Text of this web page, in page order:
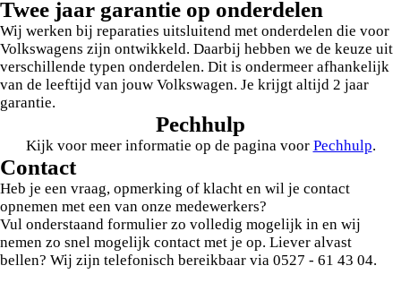
Twee jaar garantie op onderdelen
Wij werken bij reparaties uitsluitend met onderdelen die voor
Volkswagens zijn ontwikkeld. Daarbij hebben we de keuze uit
verschillende typen onderdelen. Dit is ondermeer afhankelijk
van de leeftijd van jouw Volkswagen. Je krijgt altijd 2 jaar
garantie.
Pechhulp
Kijk voor meer informatie op de pagina voor Pechhulp.
Contact
Heb je een vraag, opmerking of klacht en wil je contact
opnemen met een van onze medewerkers?
Vul onderstaand formulier zo volledig mogelijk in en wij
nemen zo snel mogelijk contact met je op. Liever alvast
bellen? Wij zijn telefonisch bereikbaar via 0527 - 61 43 04.